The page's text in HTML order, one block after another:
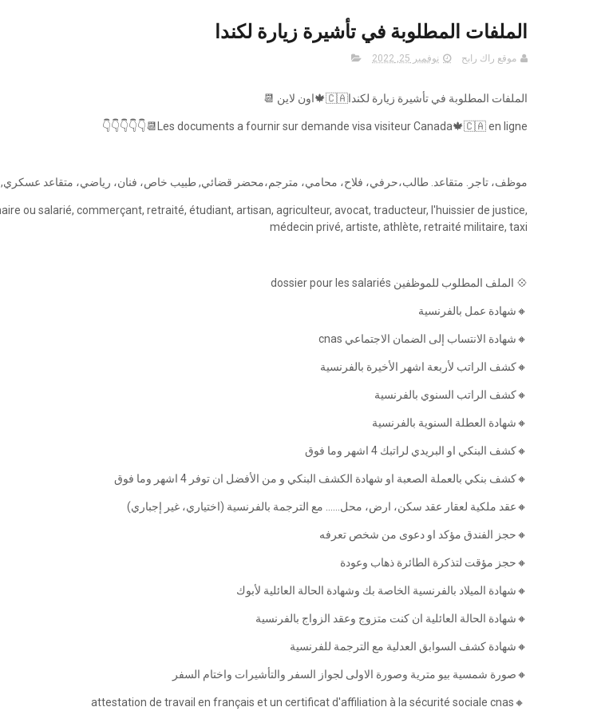
الملفات المطلوبة في تأشيرة زيارة لكندا
موقع راك رابح نوفمبر 25, 2022
الملفات المطلوبة في تأشيرة زيارة لكندا🇨🇦🍁اون لاين 📆
Les documents a fournir sur demande visa visiteur Canada🍁🇨🇦 en ligne📆👇👇👇👇👇
موظف، تاجر. متقاعد. طالب،حرفي، فلاح، محامي، مترجم،محضر قضائي, طبيب خاص، فنان، رياضي، متقاعد
ou salarié, commerçant, retraité, étudiant, artisan, agriculteur, avocat, traducteur, l'huissier de justice,
médecin privé, artiste, athlète, retraité militaire, taxi
💠 الملف المطلوب للموظفين dossier pour les salariés
🔸شهادة عمل بالفرنسية
🔸شهادة الانتساب إلى الضمان الاجتماعي cnas
🔸كشف الراتب لأربعة اشهر الأخيرة بالفرنسية
🔸كشف الراتب السنوي بالفرنسية
🔸شهادة العطلة السنوية بالفرنسية
🔸كشف البنكي او البريدي لراتبك 4 اشهر وما فوق
🔸كشف بنكي بالعملة الصعبة او شهادة الكشف البنكي و من الأفضل ان توفر 4 اشهر وما فوق
🔸عقد ملكية لعقار عقد سكن، ارض، محل...... مع الترجمة بالفرنسية (اختياري، غير إجباري)
🔸حجز الفندق مؤكد او دعوى من شخص تعرفه
🔸حجز مؤقت لتذكرة الطائرة ذهاب وعودة
🔸شهادة الميلاد بالفرنسية الخاصة بك وشهادة الحالة العائلية لأبوك
🔸شهادة الحالة العائلية ان كنت متزوج وعقد الزواج بالفرنسية
🔸شهادة كشف السوابق العدلية مع الترجمة للفرنسية
🔸صورة شمسية بيو مترية وصورة الاولى لجواز السفر والتأشيرات واختام السفر
🔸attestation de travail en français et un certificat d'affiliation à la sécurité sociale cnas